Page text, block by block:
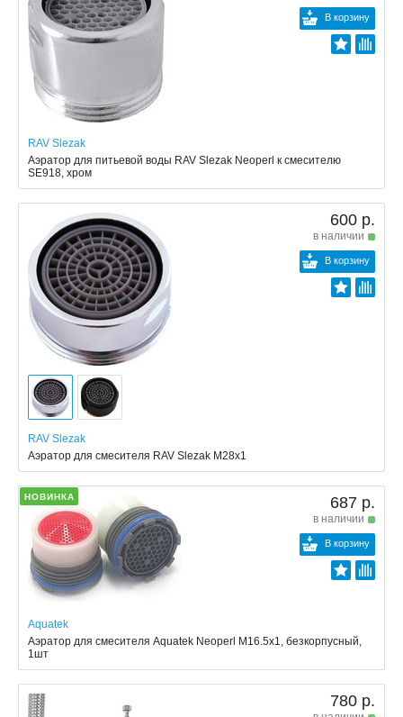
В корзину
RAV Slezak
Аэратор для питьевой воды RAV Slezak Neoperl к смесителю
SE918, хром
600 р.
в наличии
В корзину
RAV Slezak
Аэратор для смесителя RAV Slezak M28x1
НОВИНКА 687 р.
в наличии
В корзину
Aquatek
Аэратор для смесителя Aquatek Neoperl M16.5x1, безкорпусный,
1шт
780 р.